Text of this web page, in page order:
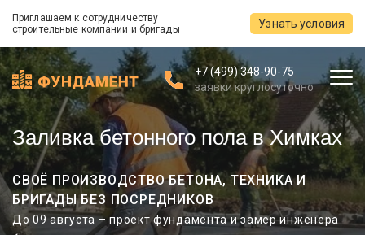
Приглашаем к сотрудничеству
строительные компании и бригады
Узнать условия
+7 (499) 348-90-75
заявки круглосуточно
Заливка бетонного пола в Химках
СВОЁ ПРОИЗВОДСТВО БЕТОНА, ТЕХНИКА И
БРИГАДЫ БЕЗ ПОСРЕДНИКОВ
До 09 августа – проект фундамента и замер инженера